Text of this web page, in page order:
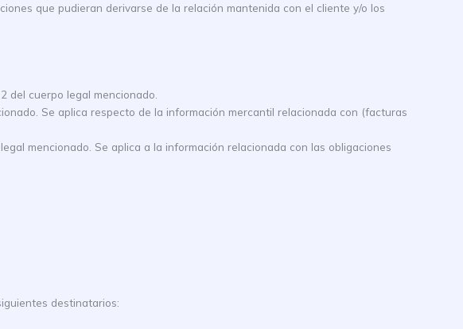
que pudieran derivarse de la relación mantenida con el cliente y/o los
del cuerpo legal mencionado.
Se aplica respecto de la información mercantil relacionada con (facturas
mencionado. Se aplica a la información relacionada con las obligaciones
destinatarios: